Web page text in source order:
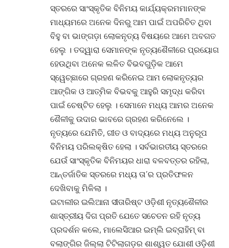
ସ୍ତରରେ ସାଂସ୍କୃତିକ ବିନିମୟ କାର୍ଯ୍ୟକ୍ରମମାନଙ୍କ
ମାଧ୍ୟମରେ ଅନେକ ଦିନରୁ ଆମ ପାଇଁ ଅପରିଚିତ ଥିବା
ବିହୁ ବା ଭାଙ୍ଗଡ଼ା ଲୋକନୃତ୍ୟ ବିଷୟରେ ଆମେ ଅବଗତ
ହେଲୁ । ତଦ୍ୱାରା ସେମାନଙ୍କ ନୃତ୍ୟଶୈଳୀରେ ପ୍ରୟୋଗ
ହେଉଥିବା ଅନେକ ଲଳିତ ବିଭବଗୁଡ଼ିକ ଆମେ
ସ୍ୱେଚ୍ଛାରେ ଗ୍ରହଣ କରିନେଇ ଆମ ଲୋକନୃତ୍ୟର
ଆଙ୍ଗିକ ଓ ଆତ୍ମିକ ବିଭବକୁ ଆହୁରି ସମୃଦ୍ଧ କରିବା
ପାଇଁ ଚେଷ୍ଟିତ ହେଲୁ । ସେମାନେ ମଧ୍ୟ ଆମର ଅନେକ
ଶୈଳୀକୁ ଉଦାର ଭାବରେ ଗ୍ରହଣ କରିନେଲେ ।
ନୃତ୍ୟରେ ଯେମିତି, ଗୀତ ଓ ବାଦ୍ୟରେ ମଧ୍ୟ ଅନୁରୂପ
ବିନିମୟ ପରିଲକ୍ଷିତ ହେଲା । ସର୍ବଭାରତୀୟ ସ୍ତରରେ
ଯେଉଁ ସାଂସ୍କୃତିକ ବିନିମୟର ଧାରା ବଳବତ୍ତର ରହିଲା,
ଆନ୍ତର୍ଜାତିକ ସ୍ତରରେ ମଧ୍ୟ ତା’ର ପ୍ରତିଫଳନ
ଦେଖିବାକୁ ମିଳିଲା ।
ଇଟାଲୀର ଇଲିଆନା ସୀତାରିଷ୍ଟ ଓଡ଼ିଶୀ ନୃତ୍ୟଶୈଳୀର
ଶାସ୍ତ୍ରୀୟ ଦିଗ ପ୍ରତି ଯେତେ ସଚେତନ ରହି ନୃତ୍ୟ
ପ୍ରଦର୍ଶନ କଲେ, ମାଲେସିଆର ଇମ୍ଲି ଇବ୍ରାହିମ୍ ବା
ବଲାଙ୍ଗିର ଜିଲ୍ଲା ଟିଟିଲାଗଡ଼ର ଶାଶ୍ୱତ ଯୋଶୀ ଓଡ଼ିଶୀ